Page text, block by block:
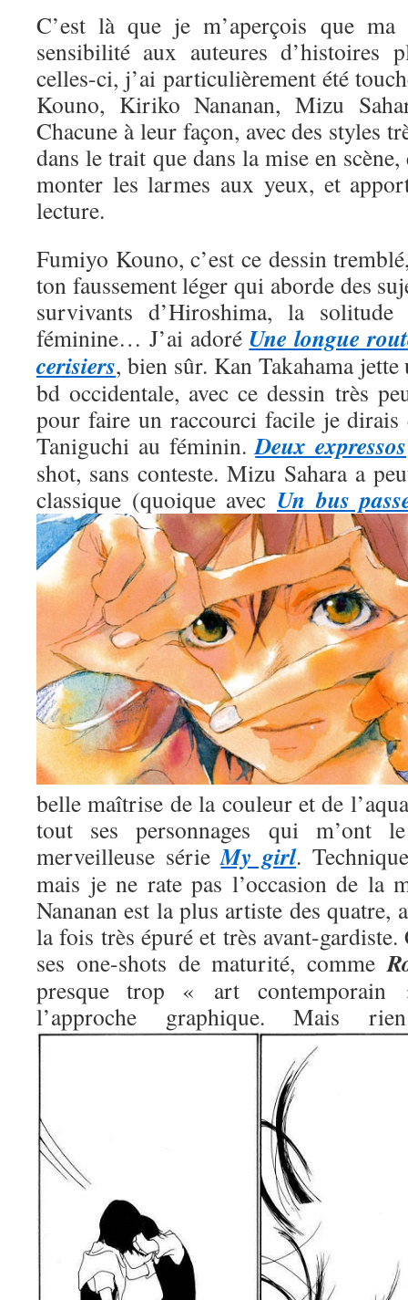
C’est là que je m’aperçois que
sensibilité aux auteures d’histoires
celles-ci, j’ai particulièrement été
Kouno, Kiriko Nananan, Mizu
Chacune à leur façon, avec des styles
dans le trait que dans la mise en
monter les larmes aux yeux, et
lecture.
Fumiyo Kouno, c’est ce dessin
ton faussement léger qui aborde des
survivants d’Hiroshima, la
féminine… J’ai adoré Une longue
cerisiers, bien sûr. Kan Takahama
bd occidentale, avec ce dessin très
pour faire un raccourci facile je dirais
Taniguchi au féminin.Deux expressos
shot, sans conteste. Mizu Sahara a
classique (quoique avec Un bus
belle maîtrise de la couleur et de
tout ses personnages qui m’ont
merveilleuse sérieMy girl.
mais je ne rate pas l’occasion de la
Nananan est la plus artiste des quatre,
la fois très épuré et très avant-
ses one-shots de maturité, comme
presque trop « art contemporain
l’approche graphique. Mais